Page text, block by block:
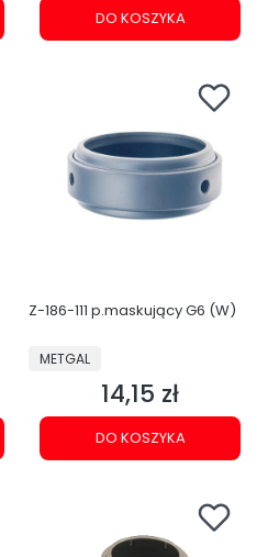
DO KOSZYKA
Z-186-111 p.maskujący G6 (W)
PRODUCENT
METGAL
Cena
14,15 zł
DO KOSZYKA